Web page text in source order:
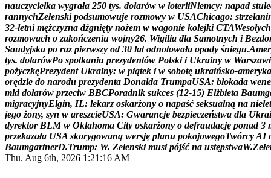
nauczycielka wygrała 250 tys. dolarów w loteriiNiemcy: napad stule
rannychZełenski podsumowuje rozmowy w USAChicago: strzelani
32-letni mężczyzna dźgnięty nożem w wagonie kolejki CTAWesołych
rozmowach o zakończeniu wojny26. Wigilia dla Samotnych i Bezdo
Saudyjska po raz pierwszy od 30 lat odnotowała opady śniegu.Amer
tys. dolarówPo spotkaniu prezydentów Polski i Ukrainy w Warszawi
pożyczkęPrezydent Ukrainy: w piątek i w sobotę ukraińsko-ameryka
orędzie do narodu prezydenta Donalda TrumpaUSA: blokada wene
mld dolarów przeciw BBCPoradnik sukces (12-15) Elżbieta Baumg
migracyjnyElgin, IL: lekarz oskarżony o napaść seksualną na nielet
jego żony, syn w areszcieUSA: Gwarancje bezpieczeństwa dla Ukrai
dyrektor BLM w Oklahoma City oskarżony o defraudację ponad 3
przekazała USA skorygowaną wersję planu pokojowegoTwórcyAI
BaumgartnerD.Trump: W. Zełenski musi pójść na ustępstwaW.Zełe
Thu. Aug 6th, 2026 1:21:17 AM